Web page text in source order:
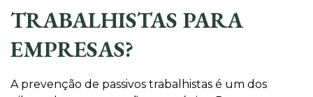
TRABALHISTAS PARA
EMPRESAS?
A prevenção de passivos trabalhistas é um dos